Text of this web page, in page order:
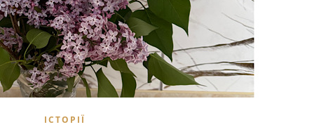
ІСТОРІЇ